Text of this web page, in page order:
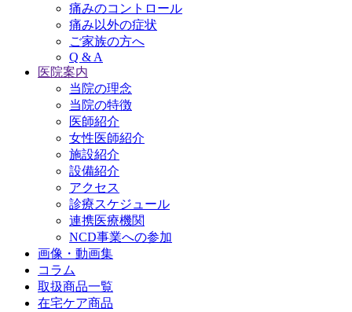
痛みのコントロール
痛み以外の症状
ご家族の方へ
Q & A
医院案内
当院の理念
当院の特徴
医師紹介
女性医師紹介
施設紹介
設備紹介
アクセス
診療スケジュール
連携医療機関
NCD事業への参加
画像・動画集
コラム
取扱商品一覧
在宅ケア商品